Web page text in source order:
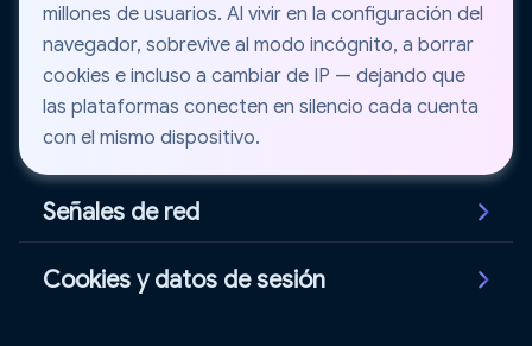
millones de usuarios. Al vivir en la configuración del
navegador, sobrevive al modo incógnito, a borrar
cookies e incluso a cambiar de IP — dejando que
las plataformas conecten en silencio cada cuenta
con el mismo dispositivo.
Señales de red
solicitudes DNS revelan tu ubicación y datos de
Cookies y datos de sesión